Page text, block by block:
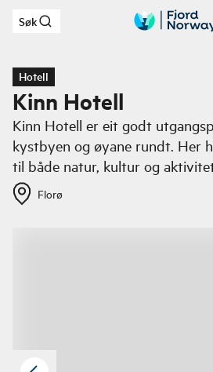
Hopp til hovedinnhold
Søk
Hotell
Kinn Hotell
Kinn Hotell er eit godt
kystbyen og øyane rundt. Her
til både natur, kultur og
Florø